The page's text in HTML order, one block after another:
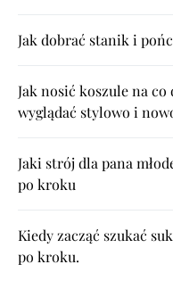
Jak dobrać stanik i
Jak nosić koszule na
wyglądać stylowo i
Jaki strój dla pana
po kroku
Kiedy zacząć szukać
po kroku.